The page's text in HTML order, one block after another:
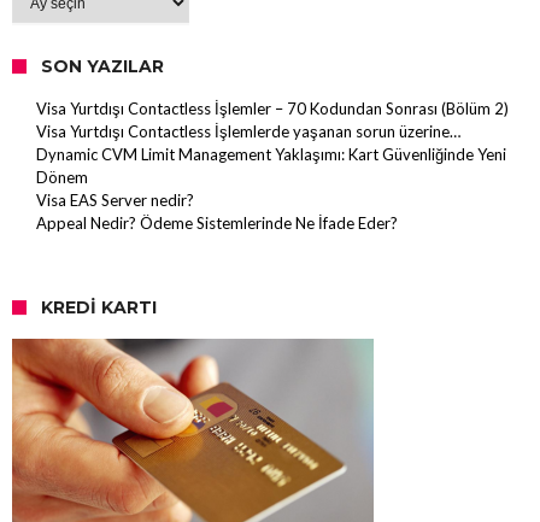
SON YAZILAR
Visa Yurtdışı Contactless İşlemler – 70 Kodundan Sonrası (Bölüm 2)
Visa Yurtdışı Contactless İşlemlerde yaşanan sorun üzerine…
Dynamic CVM Limit Management Yaklaşımı: Kart Güvenliğinde Yeni
Dönem
Visa EAS Server nedir?
Appeal Nedir? Ödeme Sistemlerinde Ne İfade Eder?
KREDI KARTI